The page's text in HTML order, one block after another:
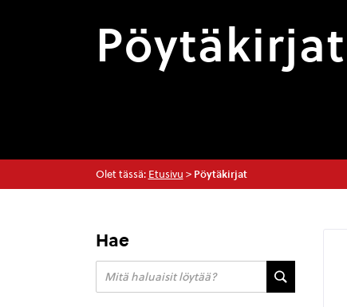
Pöytäkirjat
Olet tässä: Etusivu > Pöytäkirjat
Hae